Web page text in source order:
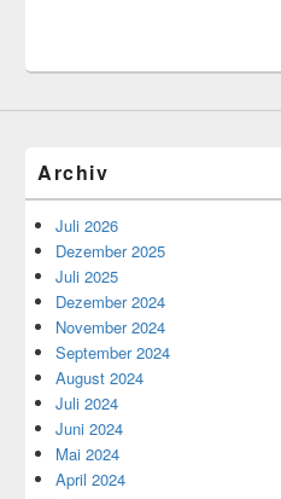
Archiv
Juli 2026
Dezember 2025
Juli 2025
Dezember 2024
November 2024
September 2024
August 2024
Juli 2024
Juni 2024
Mai 2024
April 2024